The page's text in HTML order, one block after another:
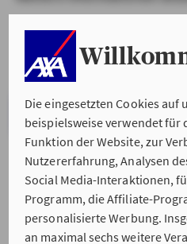
Die eingesetzten Cookies auf
beispielsweise verwendet für
Funktion der Website, zur
Nutzererfahrung, Analysen
Social Media-Interaktionen,
Programm, die Affiliate-
personalisierte Werbung.
an maximal sechs weitere